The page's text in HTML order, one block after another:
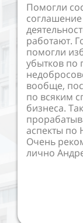
Помогли
работают.
помогли
убытков по
вообще,
по всяким
бизнеса.
аспекты по
Очень
лично